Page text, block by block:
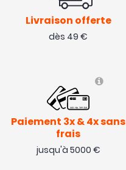
Livraison offerte
dès 49 €
Paiement 3x & 4x sans
frais
jusqu'à 5000 €